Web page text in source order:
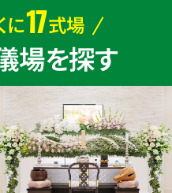
に17式場
場を探す